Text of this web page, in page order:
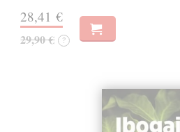
28,41 €
29,90 € ?